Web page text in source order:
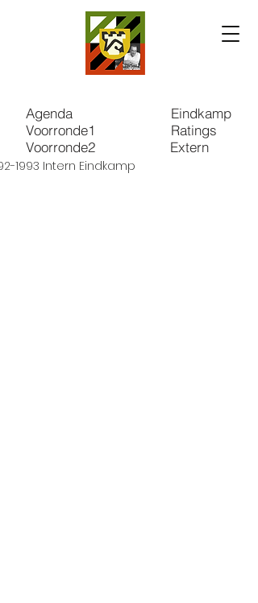
Agenda
Voorronde1
Voorronde2
Eindkamp
Ratings
Extern
1993 Intern Eindkamp